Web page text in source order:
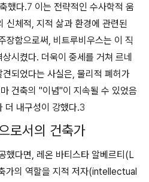
했다.7 이는 전략적인 수사학적 움
신체적, 지적 삶과 환경에 관련된
장함으로써, 비트루비우스는 이 직
시켰다. 더욱이 중세를 거쳐 르네
되었다는 사실은, 물리적 폐허가
건축의 "이념"이 지속될 수 있었음
더 내구성이 강했다.3
로서의 건축가
했다면, 레온 바티스타 알베르티(L
의 역할을 지적 저자(intellectual